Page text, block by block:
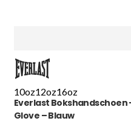
10oz12oz16oz
Everlast
Glove – Blauw